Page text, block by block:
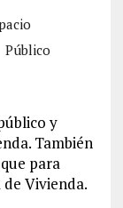
Público
y
También
para
Vivienda.